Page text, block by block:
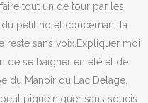
tout un de tour par les
petit hotel concernant la
reste sans voix.Expliquer moi
de se baigner en été et de
du Manoir du Lac Delage.
pique niquer sans soucis